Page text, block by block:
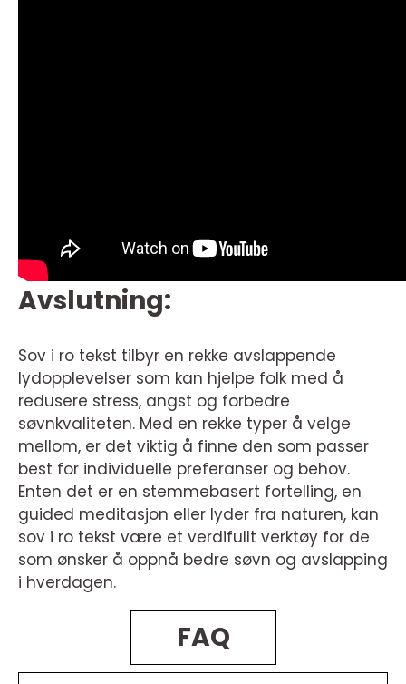
Avslutning:
Sov i ro tekst tilbyr en rekke avslappende
lydopplevelser som kan hjelpe folk med å
redusere stress, angst og forbedre
søvnkvaliteten. Med en rekke typer å velge
mellom, er det viktig å finne den som passer
best for individuelle preferanser og behov.
Enten det er en stemmebasert fortelling, en
guided meditasjon eller lyder fra naturen, kan
sov i ro tekst være et verdifullt verktøy for de
som ønsker å oppnå bedre søvn og avslapping
i hverdagen.
FAQ